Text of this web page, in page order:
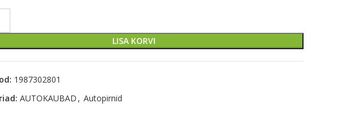
LISA KORVI
1987302801
AUTOKAUBAD , Autopirnid